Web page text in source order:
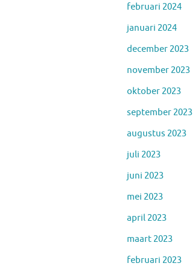
februari 2024
januari 2024
december 2023
november 2023
oktober 2023
september 2023
augustus 2023
juli 2023
juni 2023
mei 2023
april 2023
maart 2023
februari 2023